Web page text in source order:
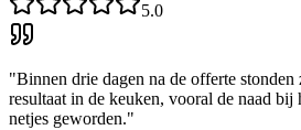
5.0
"Binnen drie dagen na de offerte stonden
resultaat in de keuken, vooral de naad bij
netjes geworden."